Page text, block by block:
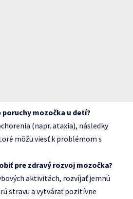
poruchy mozočka u detí?
(napr. ataxia), následky
môžu viesť k problémom s
pre zdravý rozvoj mozočka?
aktivitách, rozvíjať jemnú
stravu a vytvárať pozitívne